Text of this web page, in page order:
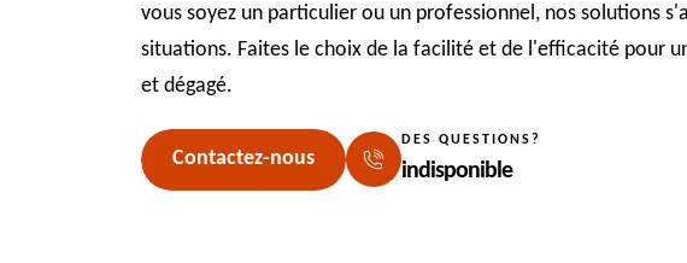
vous soyez un particulier ou un professionnel, nos solutions
situations. Faites le choix de la facilité et de l'efficacité pour
et dégagé.
Contactez-nous
DES QUESTIONS?
indisponible